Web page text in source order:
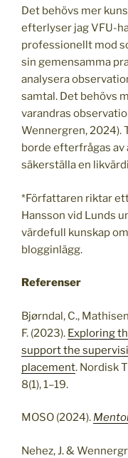
Det behövs mer
efterlyser jag VFU-
professionellt mod
sin gemensamma
analysera
samtal. Det behövs
varandras
Wennergren, 2024).
borde efterfrågas
säkerställa en
*Författaren riktar
Hansson vid Lunds
värdefull kunskap
blogginlägg.
Referenser
Bjørndal, C.,
F. (2023). Exploring
support the
placement. Nordisk
8(1), 1–19.
MOSO (2024).
Nehez, J. &